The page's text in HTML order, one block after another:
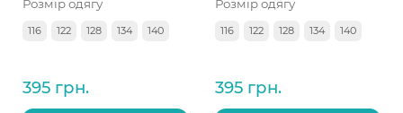
Розмір одягу
116 122 128 134 140
395 грн.
Розмір одягу
116 122 128 134 140
395 грн.